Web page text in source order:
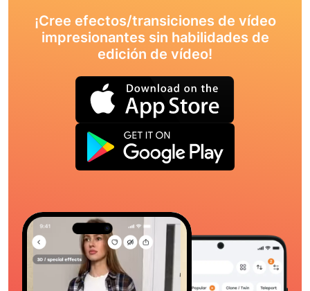
¡Cree efectos/transiciones de vídeo
impresionantes sin habilidades de
edición de vídeo!